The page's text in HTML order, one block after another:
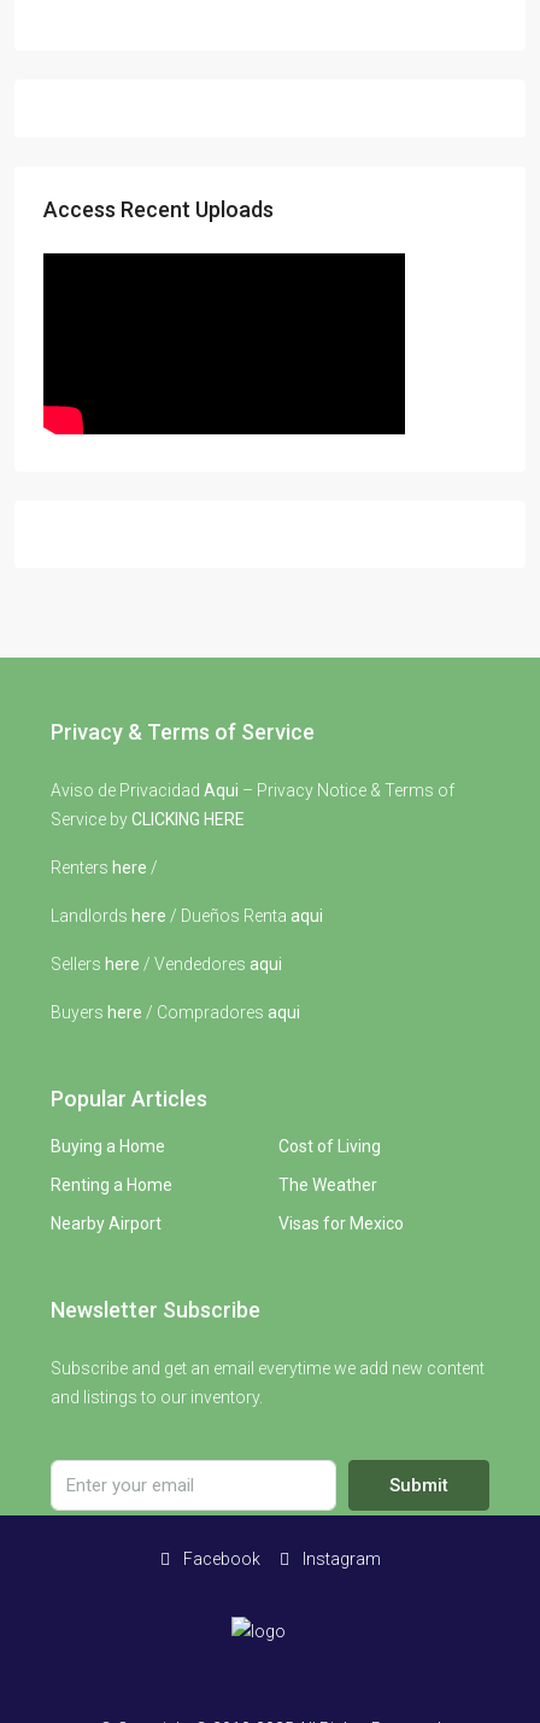
Access Recent Uploads
Privacy & Terms of Service
Aviso de Privacidad Aqui – Privacy Notice & Terms of
Service byCLICKING HERE
Renters here /
Landlords here / Dueños Renta aqui
Sellers here / Vendedores aqui
Buyers here / Compradores aqui
Popular Articles
Buying a Home
Renting a Home
Nearby Airport
Cost of Living
The Weather
Visas for Mexico
Newsletter Subscribe
Subscribe and get an email everytime we add new content
and listings to our inventory.
Submit
Facebook Instagram